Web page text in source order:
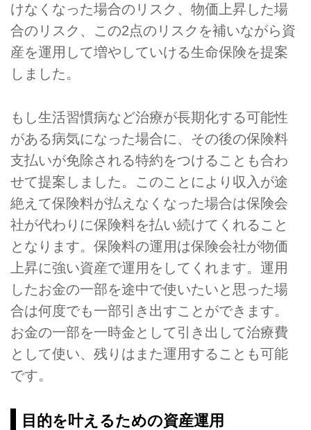
けなくなった場合のリスク、物価上昇した場
合のリスク、この2点のリスクを補いながら資
産を運用して増やしていける生命保険を提案
しました。
もし生活習慣病など治療が長期化する可能性
がある病気になった場合に、その後の保険料
支払いが免除される特約をつけることも合わ
せて提案しました。このことにより収入が途
絶えて保険料が払えなくなった場合は保険会
社が代わりに保険料を払い続けてくれること
となります。保険料の運用は保険会社が物価
上昇に強い資産で運用をしてくれます。運用
したお金の一部を途中で使いたいと思った場
合は何度でも一部引き出すことができます。
お金の一部を一時金として引き出して治療費
として使い、残りはまた運用することも可能
です。
目的を叶えるための資産運用